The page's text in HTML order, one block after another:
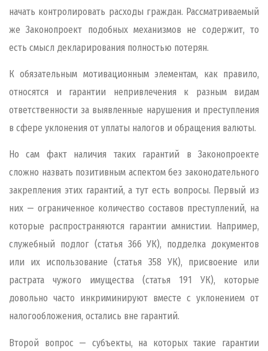
начать контролировать расходы граждан. Рассматриваемый
же Законопроект подобных механизмов не содержит, то
есть смысл декларирования полностью потерян.
К обязательным мотивационным элементам, как правило,
относятся и гарантии непривлечения к разным видам
ответственности за выявленные нарушения и преступления
в сфере уклонения от уплаты налогов и обращения валюты.
Но сам факт наличия таких гарантий в Законопроекте
сложно назвать позитивным аспектом без законодательного
закрепления этих гарантий, а тут есть вопросы. Первый из
них — ограниченное количество составов преступлений, на
которые распространяются гарантии амнистии. Например,
служебный подлог (статья 366 УК), подделка документов
или их использование (статья 358 УК), присвоение или
растрата чужого имущества (статья 191 УК), которые
довольно часто инкриминируют вместе с уклонением от
налогообложения, остались вне гарантий.
Второй вопрос — субъекты, на которых такие гарантии